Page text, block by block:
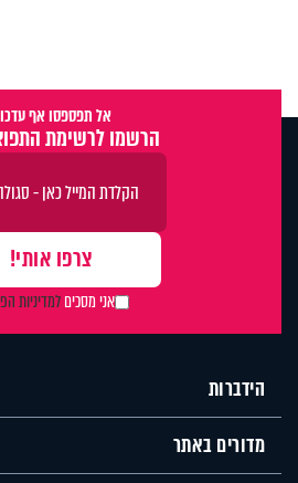
אל תפספסו אף
הרשמו לרשימת
אני מסכיםלמדיניות
הידברות
מדורים באתר